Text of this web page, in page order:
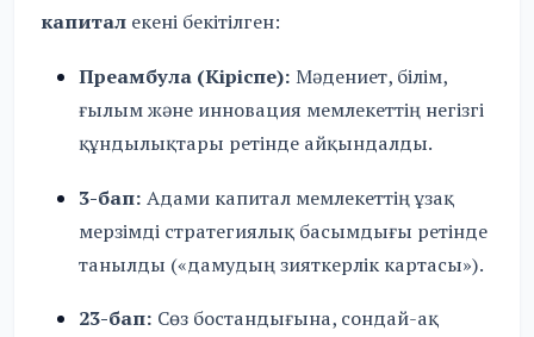
капитал екені бекітілген:
Преамбула (Кіріспе): Мәдениет, білім,
ғылым және инновация мемлекеттің негізгі
құндылықтары ретінде айқындалды.
3-бап: Адами капитал мемлекеттің ұзақ
мерзімді стратегиялық басымдығы ретінде
танылды («дамудың зияткерлік картасы»).
23-бап: Сөз бостандығына, сондай-ақ